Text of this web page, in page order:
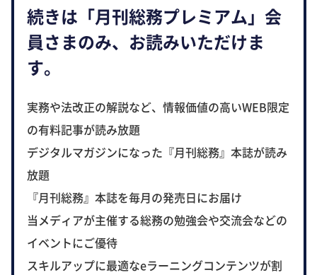
続きは「月刊総務プレミアム」会
員さまのみ、お読みいただけま
す。
実務や法改正の解説など、情報価値の高いWEB限定
の有料記事が読み放題
デジタルマガジンになった『月刊総務』本誌が読み
放題
『月刊総務』本誌を毎月の発売日にお届け
当メディアが主催する総務の勉強会や交流会などの
イベントにご優待
スキルアップに最適なeラーニングコンテンツが割